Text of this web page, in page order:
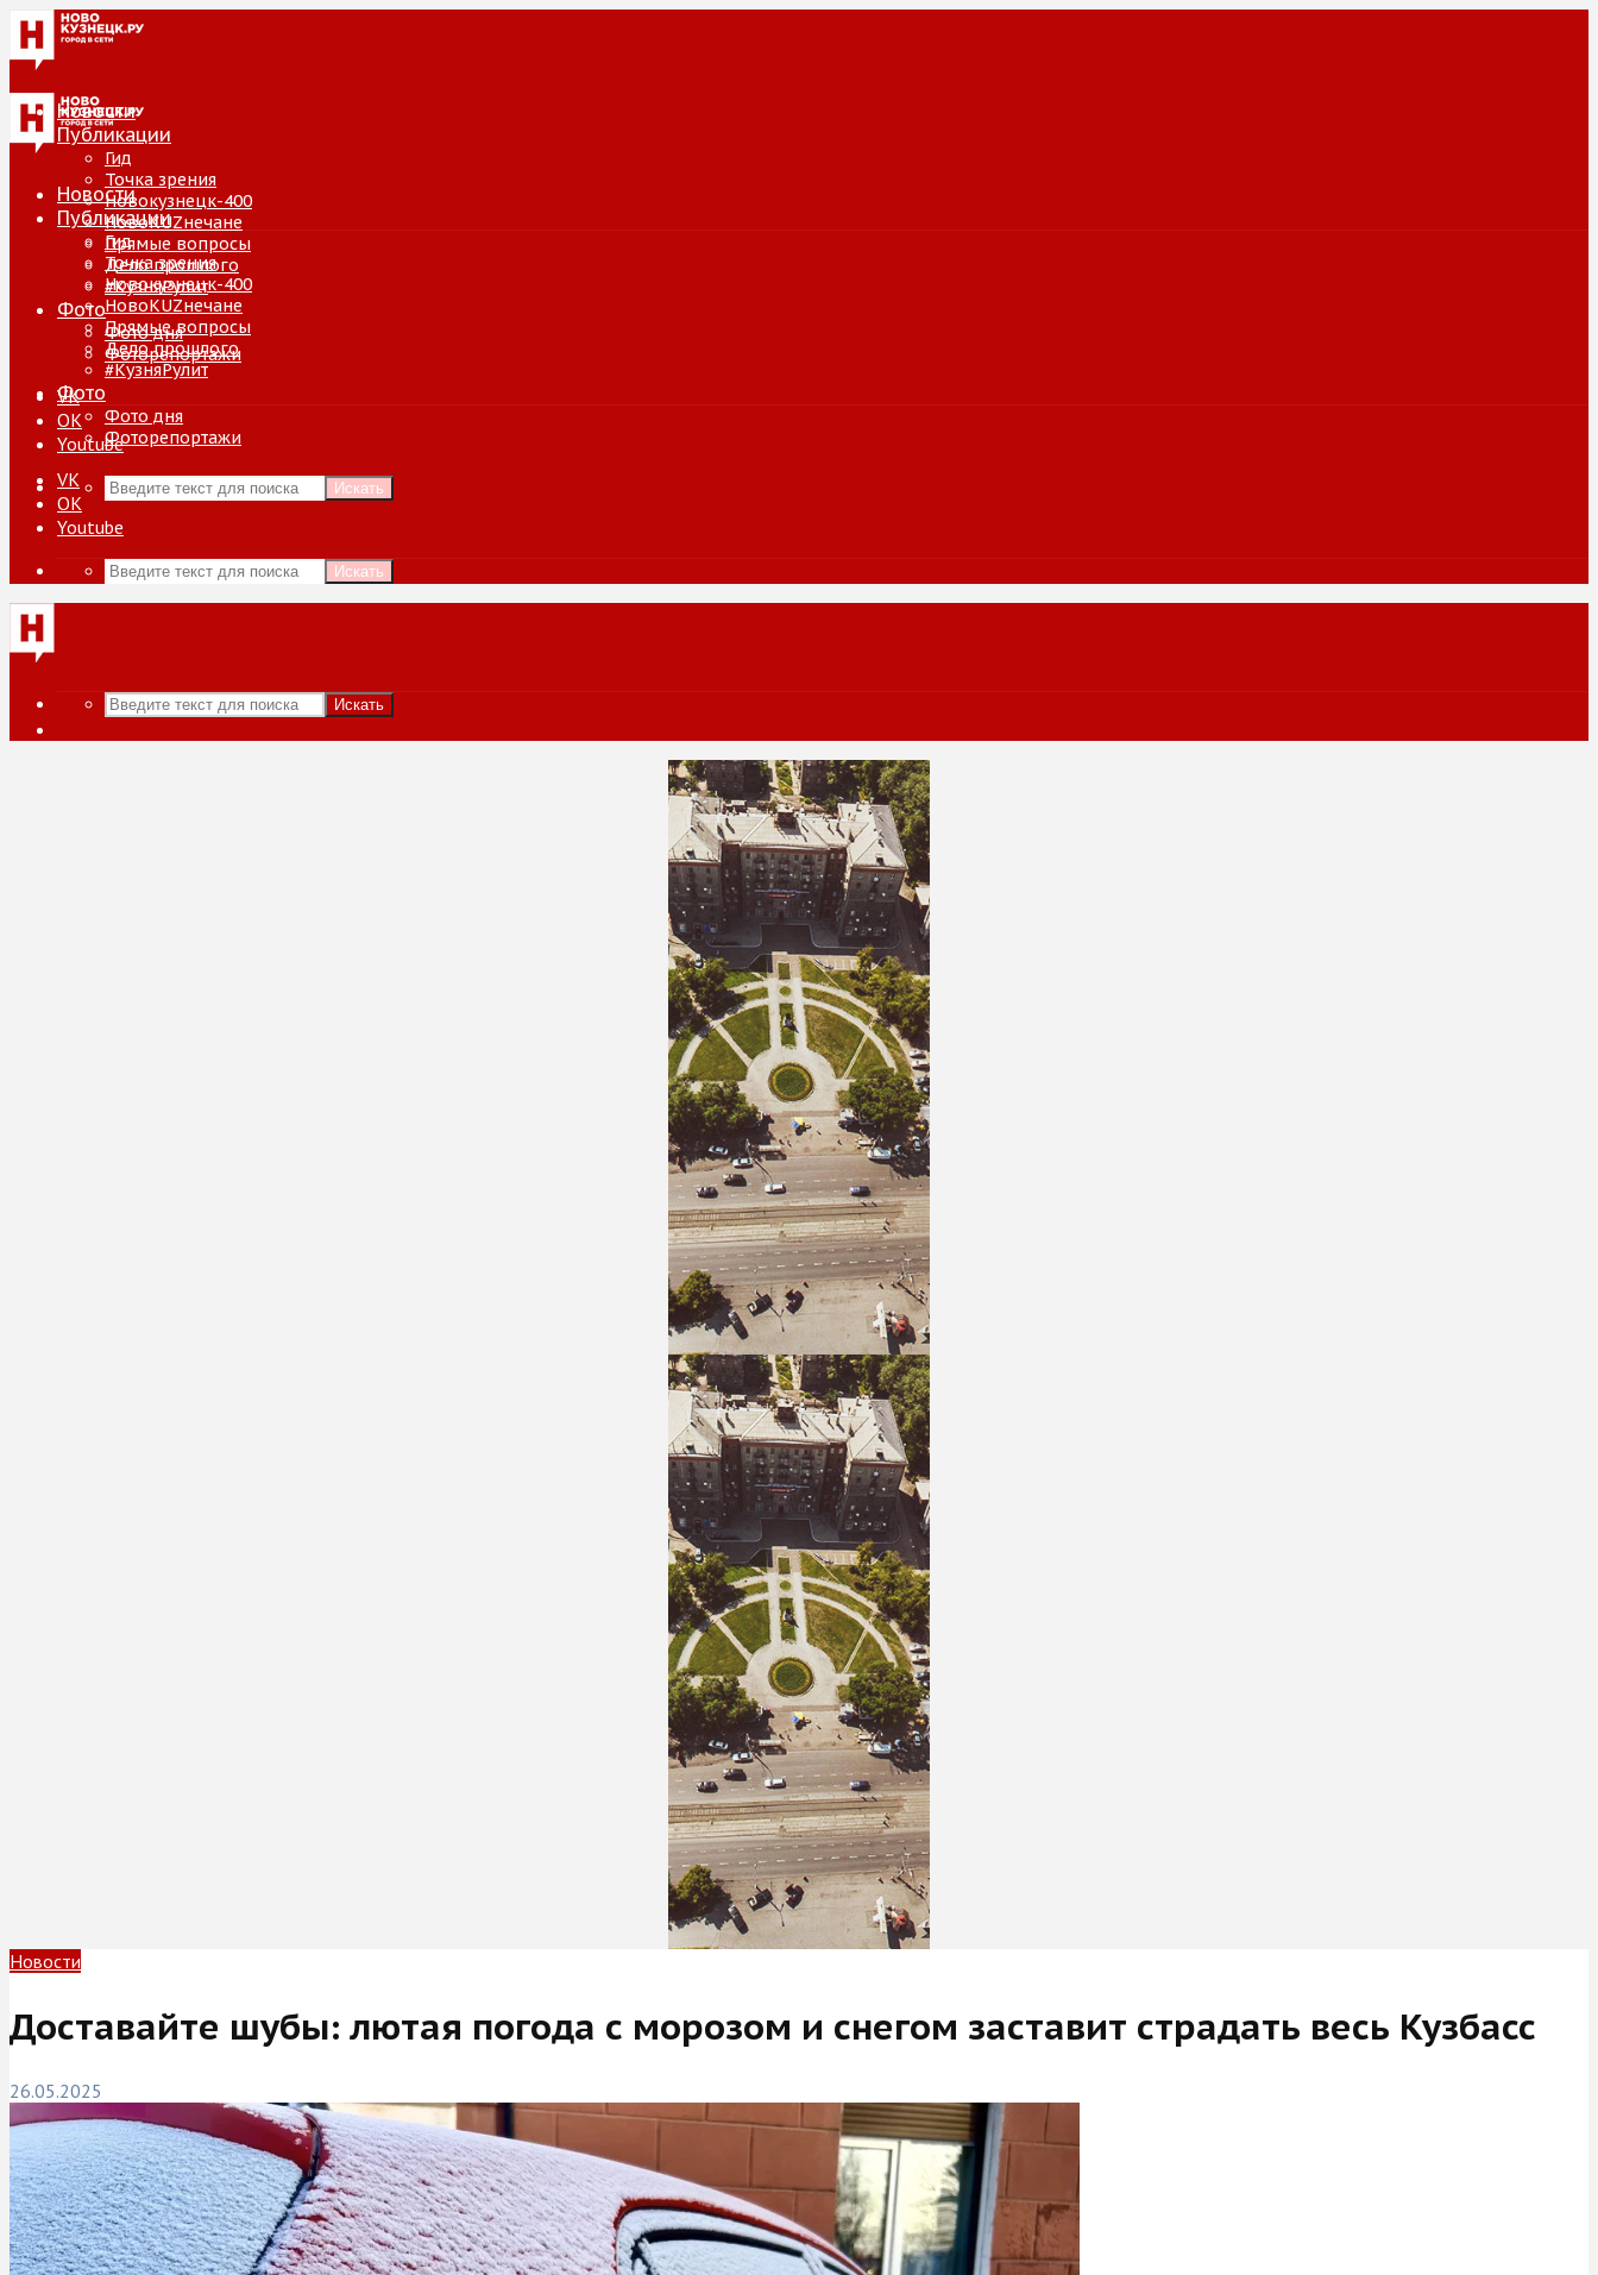
Новости
Публикации
Гид
Точка зрения
Новокузнецк-400
НовоKUZнечане
Прямые вопросы
Дело прошлого
#КузняРулит
Фото
Фото дня
Фоторепортажи
VK
ОК
Youtube
Искать
Новости
Публикации
Гид
Точка зрения
Новокузнецк-400
НовоKUZнечане
Прямые вопросы
Дело прошлого
#КузняРулит
Фото
Фото дня
Фоторепортажи
VK
ОК
Youtube
Искать
Искать
Новости
Доставайте шубы: лютая погода с морозом и снегом заставит страдать весь Кузбасс
26.05.2025